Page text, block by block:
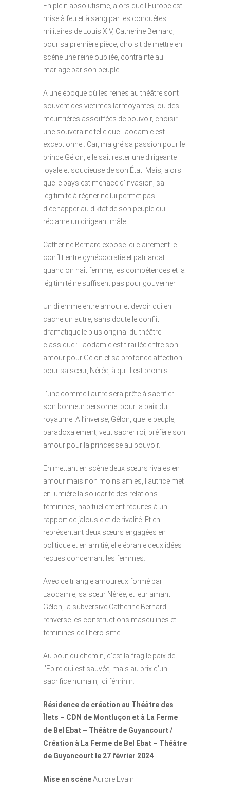
En plein absolutisme, alors que l’Europe est
mise à feu et à sang par les conquêtes
militaires de Louis XIV, Catherine Bernard,
pour sa première pièce, choisit de mettre en
scène une reine oubliée, contrainte au
mariage par son peuple.
A une époque où les reines au théâtre sont
souvent des victimes larmoyantes, ou des
meurtrières assoiffées de pouvoir, choisir
une souveraine telle que Laodamie est
exceptionnel. Car, malgré sa passion pour le
prince Gélon, elle sait rester une dirigeante
loyale et soucieuse de son État. Mais, alors
que le pays est menacé d’invasion, sa
légitimité à régner ne lui permet pas
d’échapper au diktat de son peuple qui
réclame un dirigeant mâle.
Catherine Bernard expose ici clairement le
conflit entre gynécocratie et patriarcat :
quand on naît femme, les compétences et la
légitimité ne suffisent pas pour gouverner.
Un dilemme entre amour et devoir qui en
cache un autre, sans doute le conflit
dramatique le plus original du théâtre
classique : Laodamie est tiraillée entre son
amour pour Gélon et sa profonde affection
pour sa sœur, Nérée, à qui il est promis.
L’une comme l’autre sera prête à sacrifier
son bonheur personnel pour la paix du
royaume. A l’inverse, Gélon, que le peuple,
paradoxalement, veut sacrer roi, préfère son
amour pour la princesse au pouvoir.
En mettant en scène deux sœurs rivales en
amour mais non moins amies, l’autrice met
en lumière la solidarité des relations
féminines, habituellement réduites à un
rapport de jalousie et de rivalité. Et en
représentant deux sœurs engagées en
politique et en amitié, elle ébranle deux idées
reçues concernant les femmes.
Avec ce triangle amoureux formé par
Laodamie, sa sœur Nérée, et leur amant
Gélon, la subversive Catherine Bernard
renverse les constructions masculines et
féminines de l’héroïsme.
Au bout du chemin, c’est la fragile paix de
l’Epire qui est sauvée, mais au prix d’un
sacrifice humain, ici féminin.
Résidence de création au Théâtre des
Îlets – CDN de Montluçon et à La Ferme
de Bel Ebat – Théâtre de Guyancourt /
Création à La Ferme de Bel Ebat – Théâtre
de Guyancourt le 27 février 2024
Mise en scèneAurore Evain